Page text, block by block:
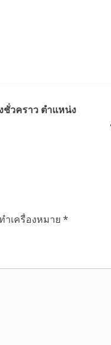
ชั่วคราว ตำแหน่ง
เครื่องหมาย *